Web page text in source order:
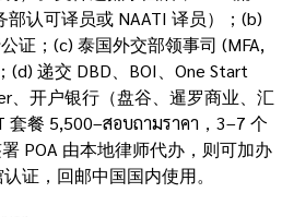
认可译员或 NAATI 译员）；(b)
证；(c) 泰国外交部领事司 (MFA,
递交 DBD、BOI、One Start
、开户银行（盘谷、暹罗商业、汇
套餐 5,500–สอบถามราคา，3–7 个
POA 由本地律师代办，则可加办
证，回邮中国国内使用。